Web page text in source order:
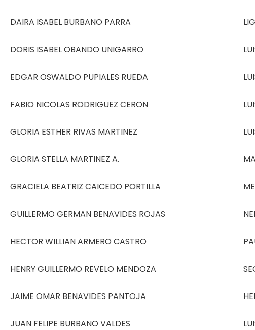
DAIRA ISABEL BURBANO PARRA
DORIS ISABEL OBANDO UNIGARRO
EDGAR OSWALDO PUPIALES RUEDA
FABIO NICOLAS RODRIGUEZ CERON
GLORIA ESTHER RIVAS MARTINEZ
GLORIA STELLA MARTINEZ A.
GRACIELA BEATRIZ CAICEDO PORTILLA
GUILLERMO GERMAN BENAVIDES ROJAS
HECTOR WILLIAN ARMERO CASTRO
HENRY GUILLERMO REVELO MENDOZA
JAIME OMAR BENAVIDES PANTOJA
JUAN FELIPE BURBANO VALDES